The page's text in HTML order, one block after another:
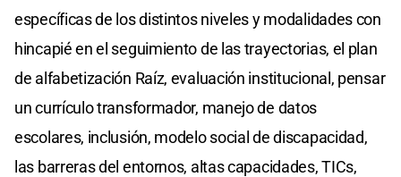
específicas de los distintos niveles y modalidades con
hincapié en el seguimiento de las trayectorias, el plan
de alfabetización Raíz, evaluación institucional, pensar
un currículo transformador, manejo de datos
escolares, inclusión, modelo social de discapacidad,
las barreras del entornos, altas capacidades, TICs,